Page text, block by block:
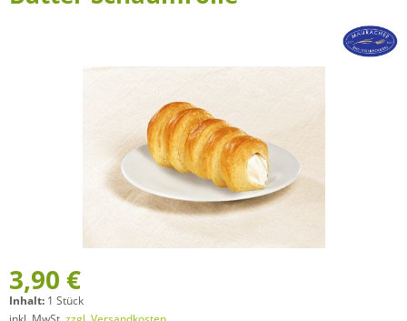
3,90 €
Inhalt: 1 Stück